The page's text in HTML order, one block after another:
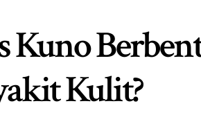
Kuno
Kulit?